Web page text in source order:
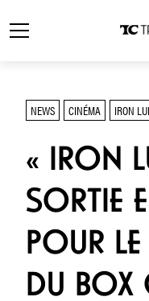
NEWS CINÉMA IRON
« IRON
SORTIE
POUR
DU BOX